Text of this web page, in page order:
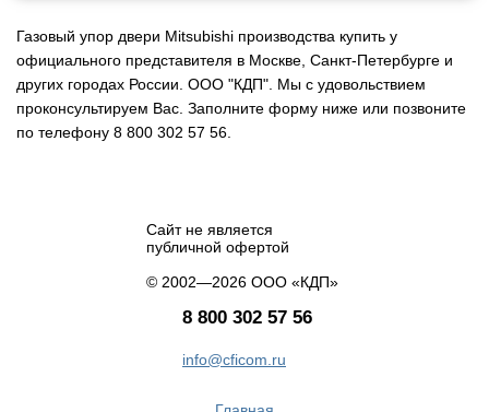
Газовый упор двери Mitsubishi производства купить у
официального представителя в Москве, Санкт-Петербурге и
других городах России. ООО "КДП". Мы с удовольствием
проконсультируем Вас. Заполните форму ниже или позвоните
по телефону 8 800 302 57 56.
Сайт не является
публичной офертой
© 2002—2026 ООО «КДП»
8 800 302 57 56
info@cficom.ru